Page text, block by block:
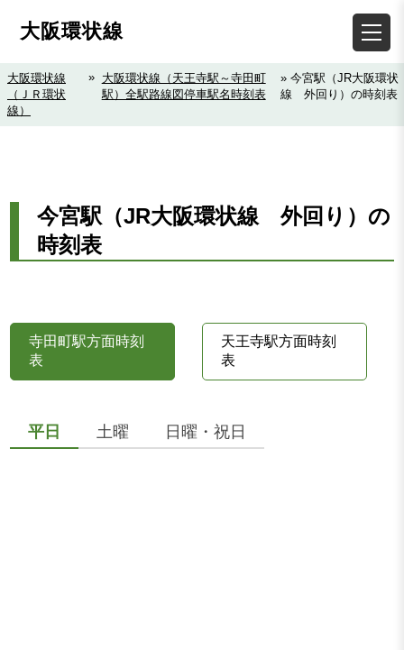
大阪環状線
大阪環状線
（ＪＲ環状
線）
»
大阪環状線（天王寺駅～寺田町
駅）全駅路線図停車駅名時刻表
» 今宮駅（JR大阪環状
線 外回り）の時刻表
今宮駅（JR大阪環状線 外回り）の
時刻表
寺田町駅方面時刻
表
天王寺駅方面時刻
表
平日 土曜 日曜・祝日